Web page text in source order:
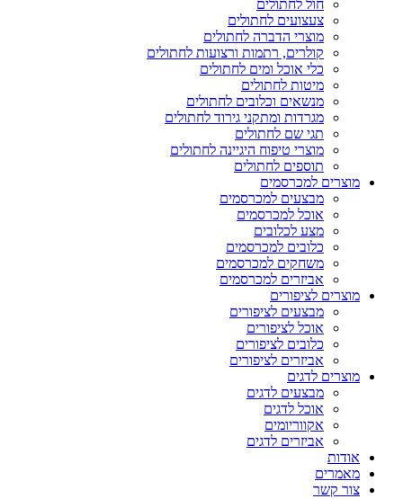
חול לחתולים
צעצועים לחתולים
מוצרי הדברה לחתולים
קולרים, רתמות ורצועות לחתולים
כלי אוכל ומים לחתולים
מיטות לחתולים
מנשאים וכלובים לחתולים
מגרדות ומתקני גירוד לחתולים
תגי שם לחתולים
מוצרי טיפוח היגיינה לחתולים
תוספים לחתולים
מוצרים למכרסמים
מבצעים למכרסמים
אוכל למכרסמים
מצע לכלובים
כלובים למכרסמים
משחקים למכרסמים
אביזרים למכרסמים
מוצרים לציפורים
מבצעים לציפורים
אוכל לציפורים
כלובים לציפורים
אביזרים לציפורים
מוצרים לדגים
מבצעים לדגים
אוכל לדגים
אקווריומים
אביזרים לדגים
אודות
מאמרים
צור קשר